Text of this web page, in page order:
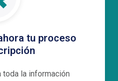
tu proceso
toda la información